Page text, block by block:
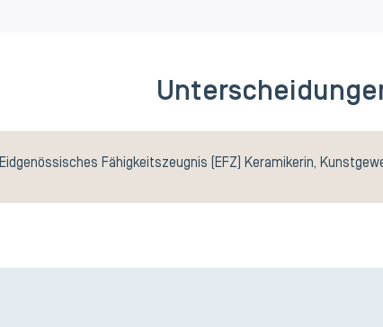
Eidgenössisches Fähigkeitszeugnis (EFZ) Keramikerin,